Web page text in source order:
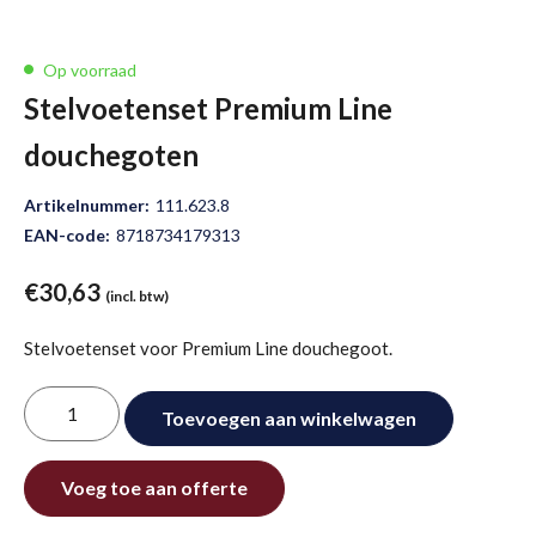
Op voorraad
Stelvoetenset Premium Line
douchegoten
Artikelnummer: 111.623.8
EAN-code: 8718734179313
€30,63 (incl. btw)
Stelvoetenset voor Premium Line douchegoot.
Stelvoetenset
Premium
Line
douchegoten
aantal
Toevoegen aan winkelwagen
Voeg toe aan offerte
Alternative: